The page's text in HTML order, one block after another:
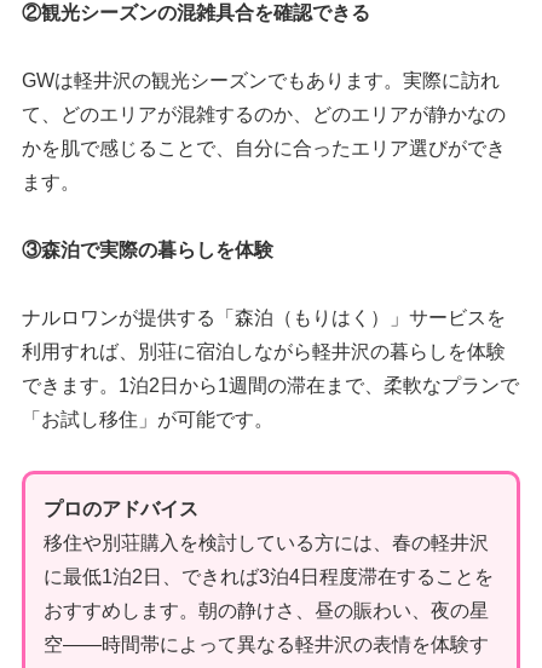
②観光シーズンの混雑具合を確認できる
GWは軽井沢の観光シーズンでもあります。実際に訪れ
て、どのエリアが混雑するのか、どのエリアが静かなの
かを肌で感じることで、自分に合ったエリア選びができ
ます。
③森泊で実際の暮らしを体験
ナルロワンが提供する「森泊（もりはく）」サービスを
利用すれば、別荘に宿泊しながら軽井沢の暮らしを体験
できます。1泊2日から1週間の滞在まで、柔軟なプランで
「お試し移住」が可能です。
プロのアドバイス
移住や別荘購入を検討している方には、春の軽井沢
に最低1泊2日、できれば3泊4日程度滞在することを
おすすめします。朝の静けさ、昼の賑わい、夜の星
空——時間帯によって異なる軽井沢の表情を体験す